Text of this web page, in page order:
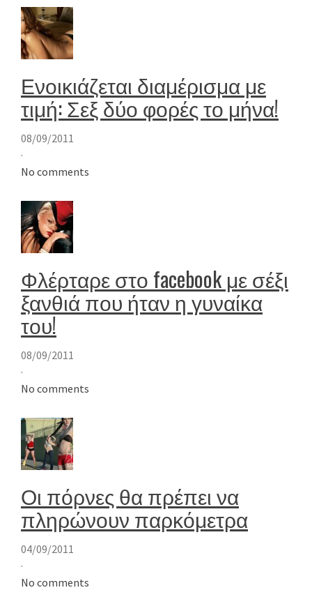
Ενοικιάζεται διαμέρισμα με
τιμή: Σεξ δύο φορές το μήνα!
08/09/2011
·
No comments
Φλέρταρε στο facebook με σέξι
ξανθιά που ήταν η γυναίκα
του!
08/09/2011
·
No comments
Οι πόρνες θα πρέπει να
πληρώνουν παρκόμετρα
04/09/2011
·
No comments